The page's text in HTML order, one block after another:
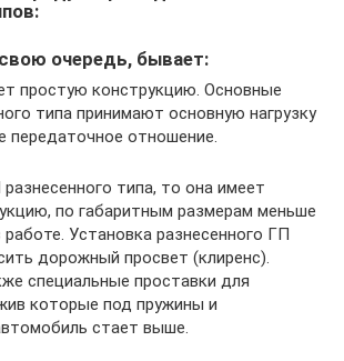
очередь, бывает:
простую конструкцию. Основные
типа принимают основную нагрузку
передаточное отношение.
типа, то она имеет
по габаритным размерам меньше
Установка разнесенного ГП
дорожный просвет (клиренс).
специальные проставки для
которые под пружины и
стает выше.